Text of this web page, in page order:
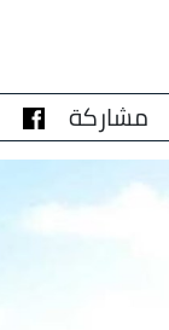
مشاركة